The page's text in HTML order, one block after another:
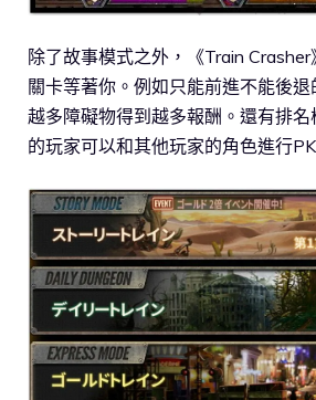
除了故事模式之外，《Train
關卡等著你。例如只能前進不能後
越多障礙物得到越多報酬。還有排
的玩家可以和其他玩家的角色進行